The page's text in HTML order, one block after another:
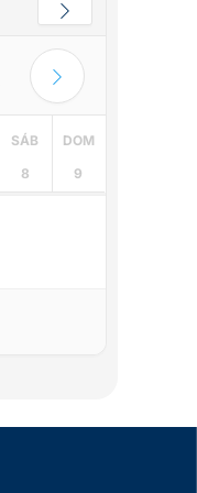
SÁB
8
DOM
9